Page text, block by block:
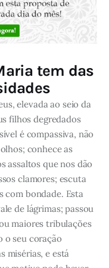
tem das
elevada ao seio da
filhos degredados
é compassiva, não
conhece as
assaltos que nos dão
clamores; escuta
com bondade. Esta
de lágrimas; passou
maiores tribulações
o seu coração
misérias, e está